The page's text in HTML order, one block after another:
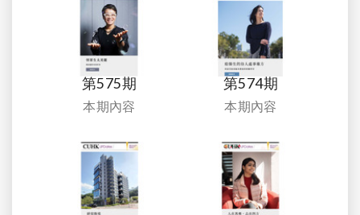
第575期
本期內容
第574期
本期內容